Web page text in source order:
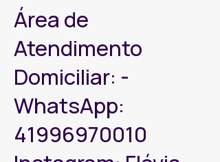
Área de
Atendimento
Domiciliar: -
WhatsApp:
41996970010